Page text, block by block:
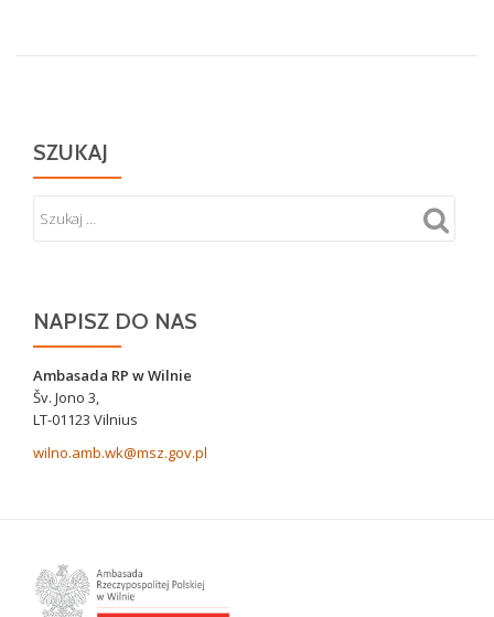
SZUKAJ
NAPISZ DO NAS
Ambasada RP w Wilnie
Šv. Jono 3,
LT-01123 Vilnius
wilno.amb.wk@msz.gov.pl